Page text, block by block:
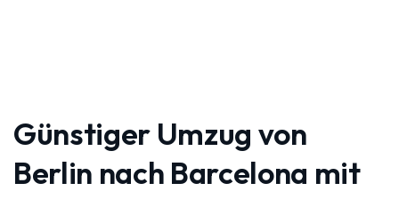
Günstiger Umzug von
Berlin nach Barcelona mit